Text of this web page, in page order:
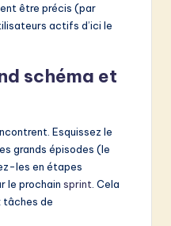
être précis (par
actifs d’ici le
schéma et
Esquissez le
grands épisodes (le
les en étapes
le prochain sprint . Cela
tâches de